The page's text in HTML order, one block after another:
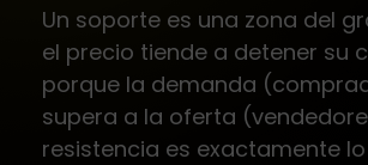
Un soporte es una zona del
el precio tiende a detener su
porque la demanda
supera a la oferta
resistencia es exactamente